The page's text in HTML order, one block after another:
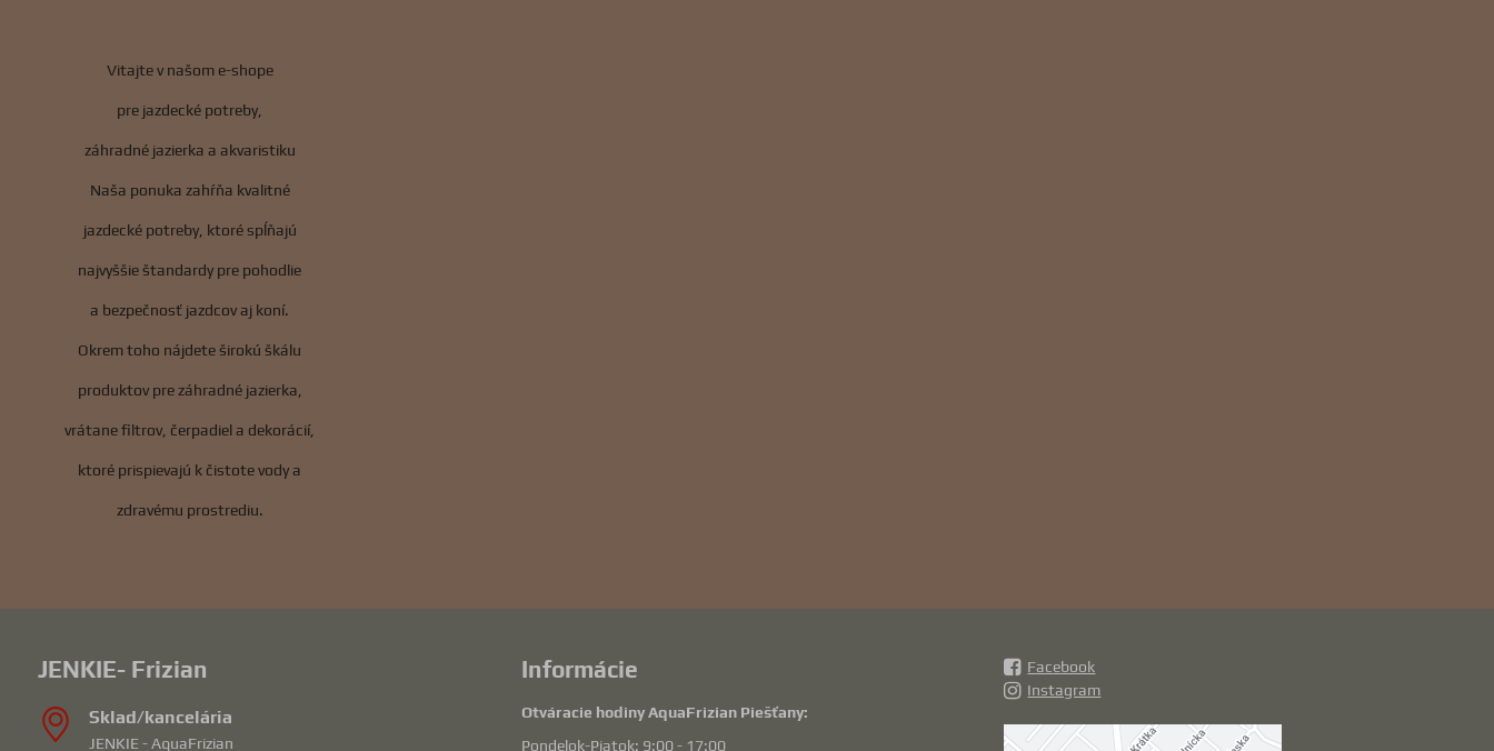
Vitajte v našom e-shope
pre jazdecké potreby,
záhradné jazierka a akvaristiku
Naša ponuka zahŕňa kvalitné
jazdecké potreby, ktoré spĺňajú
najvyššie štandardy pre pohodlie
a bezpečnosť jazdcov aj koní.
Okrem toho nájdete širokú škálu
produktov pre záhradné jazierka,
vrátane filtrov, čerpadiel a dekorácií,
ktoré prispievajú k čistote vody a
zdravému prostrediu.
JENKIE- Frizian
Sklad/kancelária
JENKIE - AquaFrizian
Informácie
Otváracie hodiny AquaFrizian Piešťany:
Pondelok-Piatok: 9:00 - 17:00
Facebook
Instagram